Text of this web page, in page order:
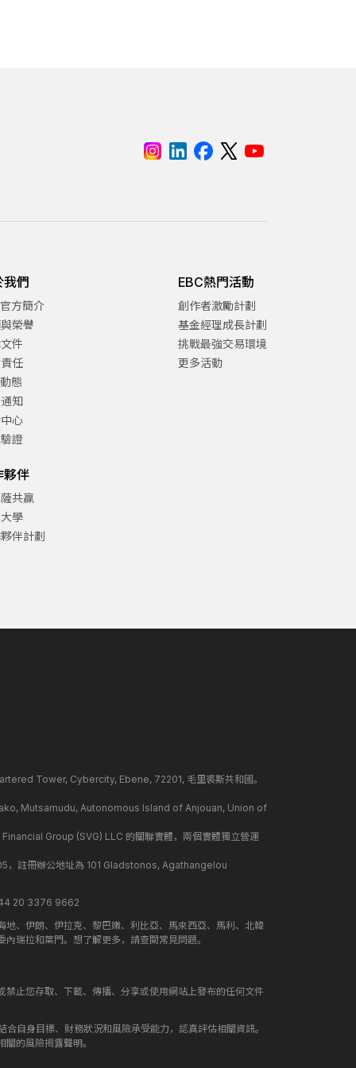
我們
方簡介
榮譽
件
任
態
知
心
證
夥伴
共贏
學
伴計劃
EBC熱門活動
創作者激勵計劃
基金經理成長計劃
挑戰最強交易環境
更多活動
Tower, Cybercity, Ebene, 72201, 毛里裘斯共和國。
Mutsamudu, Autonomous Island of Anjouan, Union of
Group (SVG) LLC 的關聯實體，兩個實體獨立營運
，註冊辦公地址為 101 Gladstonos, Agathangelou
20 3376 9662
、伊朗、伊拉克、黎巴嫩、利比亞、馬來西亞、馬利、北韓
瑞拉和葉門。想了解更多，請查閱常見問題。
止您存取、下載、傳播、分享或使用網站上發布的任何文件
自身目標、財務狀況和風險承受能力，認真評估相關資訊。
的風險揭露聲明。